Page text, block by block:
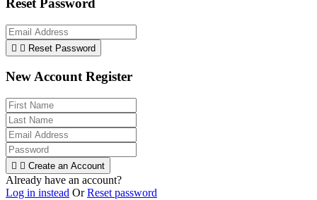
Reset Password
  Reset Password
New Account Register
  Create an Account
Already have an account?
Log in instead OrReset password